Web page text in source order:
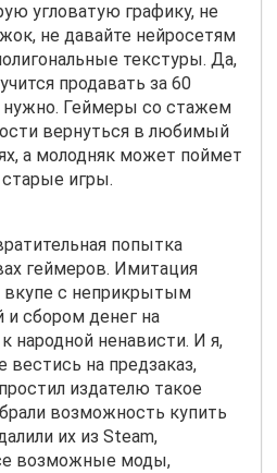
угловатую графику, не
не давайте нейросетям
текстуры. Да,
продавать за 60
нужно. Геймеры со стажем
вернуться в любимый
а молодняк может поймет
игры.
попытка
геймеров. Имитация
вкупе с неприкрытым
и сбором денег на
народной ненависти. И я,
на предзаказ,
издателю такое
возможность купить
их из Steam,
возможные моды,